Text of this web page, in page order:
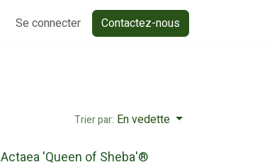
Se connecter Contactez-nous
Trier par: En vedette
Actaea 'Queen of Sheba'®